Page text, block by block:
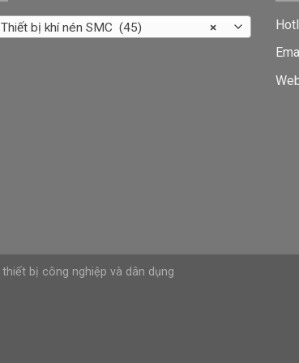
×
Thiết bị khí nén SMC (45)
bị công nghiệp và dân dụng